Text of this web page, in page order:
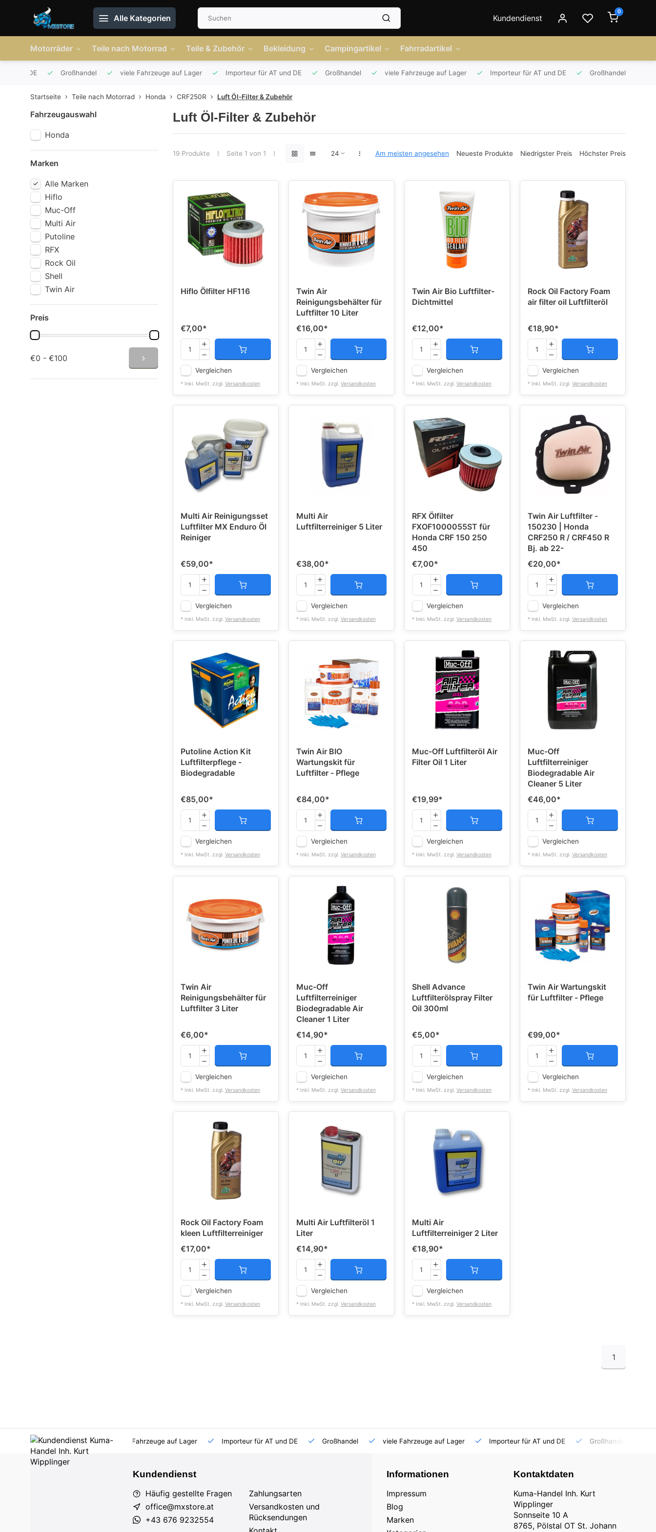
Alle Kategorien Kundendienst
0
Motorräder Teile nach Motorrad Teile & Zubehör Bekleidung Campingartikel Fahrradartikel
und DE Großhandel viele Fahrzeuge auf Lager Importeur für AT und DE Großhandel viele Fahrzeuge auf Lager Importeur für AT und DE Großhandel
Startseite Teile nach Motorrad Honda CRF250R Luft Öl-Filter & Zubehör
Fahrzeugauswahl
Honda
Marken
Alle Marken
Hiflo
Muc-Off
Multi Air
Putoline
RFX
Rock Oil
Shell
Twin Air
Preis
€0 - €100
Luft Öl-Filter & Zubehör
19 Produkte Seite 1 von 1 Am meisten angesehen Neueste Produkte Niedrigster Preis Höchster Preis
Hiflo Ölfilter HF116
€7,00*
Vergleichen
* Inkl. MwSt. zzgl. Versandkosten
Twin Air
Reinigungsbehälter für
Luftfilter 10 Liter
€16,00*
Vergleichen
* Inkl. MwSt. zzgl. Versandkosten
Twin Air Bio Luftfilter-
Dichtmittel
€12,00*
Vergleichen
* Inkl. MwSt. zzgl. Versandkosten
Rock Oil Factory Foam
air filter oil Luftfilteröl
€18,90*
Vergleichen
* Inkl. MwSt. zzgl. Versandkosten
Multi Air Reinigungsset
Luftfilter MX Enduro Öl
Reiniger
€59,00*
Vergleichen
* Inkl. MwSt. zzgl. Versandkosten
Multi Air
Luftfilterreiniger 5 Liter
€38,00*
Vergleichen
* Inkl. MwSt. zzgl. Versandkosten
RFX Ölfilter
FXOF1000055ST für
Honda CRF 150 250
450
€7,00*
Vergleichen
* Inkl. MwSt. zzgl. Versandkosten
Twin Air Luftfilter -
150230 | Honda
CRF250 R / CRF450 R
Bj. ab 22-
€20,00*
Vergleichen
* Inkl. MwSt. zzgl. Versandkosten
Putoline Action Kit
Luftfilterpflege -
Biodegradable
€85,00*
Vergleichen
* Inkl. MwSt. zzgl. Versandkosten
Twin Air BIO
Wartungskit für
Luftfilter - Pflege
€84,00*
Vergleichen
* Inkl. MwSt. zzgl. Versandkosten
Muc-Off Luftfilteröl Air
Filter Oil 1 Liter
€19,99*
Vergleichen
* Inkl. MwSt. zzgl. Versandkosten
Muc-Off
Luftfilterreiniger
Biodegradable Air
Cleaner 5 Liter
€46,00*
Vergleichen
* Inkl. MwSt. zzgl. Versandkosten
Twin Air
Reinigungsbehälter für
Luftfilter 3 Liter
€6,00*
Vergleichen
* Inkl. MwSt. zzgl. Versandkosten
Muc-Off
Luftfilterreiniger
Biodegradable Air
Cleaner 1 Liter
€14,90*
Vergleichen
* Inkl. MwSt. zzgl. Versandkosten
Shell Advance
Luftfilterölspray Filter
Oil 300ml
€5,00*
Vergleichen
* Inkl. MwSt. zzgl. Versandkosten
Twin Air Wartungskit
für Luftfilter - Pflege
€99,00*
Vergleichen
* Inkl. MwSt. zzgl. Versandkosten
Rock Oil Factory Foam
kleen Luftfilterreiniger
€17,00*
Vergleichen
* Inkl. MwSt. zzgl. Versandkosten
Multi Air Luftfilteröl 1
Liter
€14,90*
Vergleichen
* Inkl. MwSt. zzgl. Versandkosten
Multi Air
Luftfilterreiniger 2 Liter
€18,90*
Vergleichen
* Inkl. MwSt. zzgl. Versandkosten
1
Großhandel viele Fahrzeuge auf Lager Importeur für AT und DE Großhandel viele Fahrzeuge auf Lager Importeur für AT und DE Großhandel
Kundendienst
Häufig gestellte Fragen
office@mxstore.at
+43 676 9232554
Zahlungsarten
Versandkosten und
Rücksendungen
Informationen
Impressum
Blog
Marken
Kontaktdaten
Kuma-Handel Inh. Kurt
Wipplinger
Sonnseite 10 A
8765, Pölstal OT St. Johann